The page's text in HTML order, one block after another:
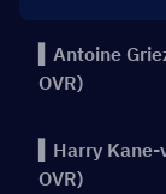
▍Antoine
OVR)
▍Harry
OVR)